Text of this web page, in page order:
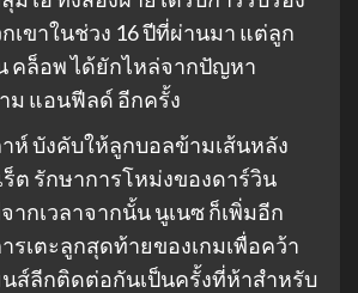
เขาในช่วง 16 ปีที่ผ่านมา แต่ลูก
คล็อพ ได้ยักไหล่จากปัญหา
ม แอนฟีลด์ อีกครั้ง
ห์ บังคับให้ลูกบอลข้ามเส้นหลัง
ร็ต รักษาการโหม่งของดาร์วิน
ากเวลาจากนั้น นูเนซ ก็เพิ่มอีก
รเตะลูกสุดท้ายของเกมเพื่อคว้า
ส์ลีกติดต่อกันเป็นครั้งที่ห้าสำหรับ